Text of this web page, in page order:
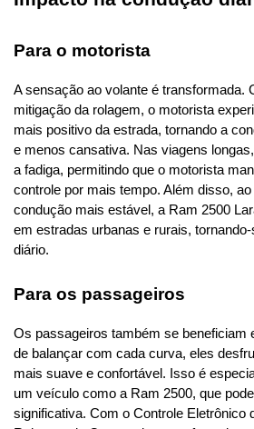
Para o motorista
A sensação ao volante é transformada.
mitigação da rolagem, o motorista
mais positivo da estrada, tornando a
e menos cansativa. Nas viagens
a fadiga, permitindo que o motorista
controle por mais tempo. Além disso,
condução mais estável, a Ram 2500
em estradas urbanas e rurais,
diário.
Para os passageiros
Os passageiros também se beneficiam
de balançar com cada curva, eles
mais suave e confortável. Isso é
um veículo como a Ram 2500, que
significativa. Com o Controle Eletrônico